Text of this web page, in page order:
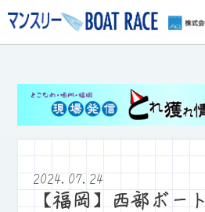
2024.07.24
【福岡】西部ボート